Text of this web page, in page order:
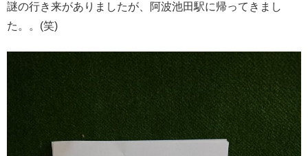
謎の行き来がありましたが、阿波池田駅に帰ってきまし
た。。(笑)